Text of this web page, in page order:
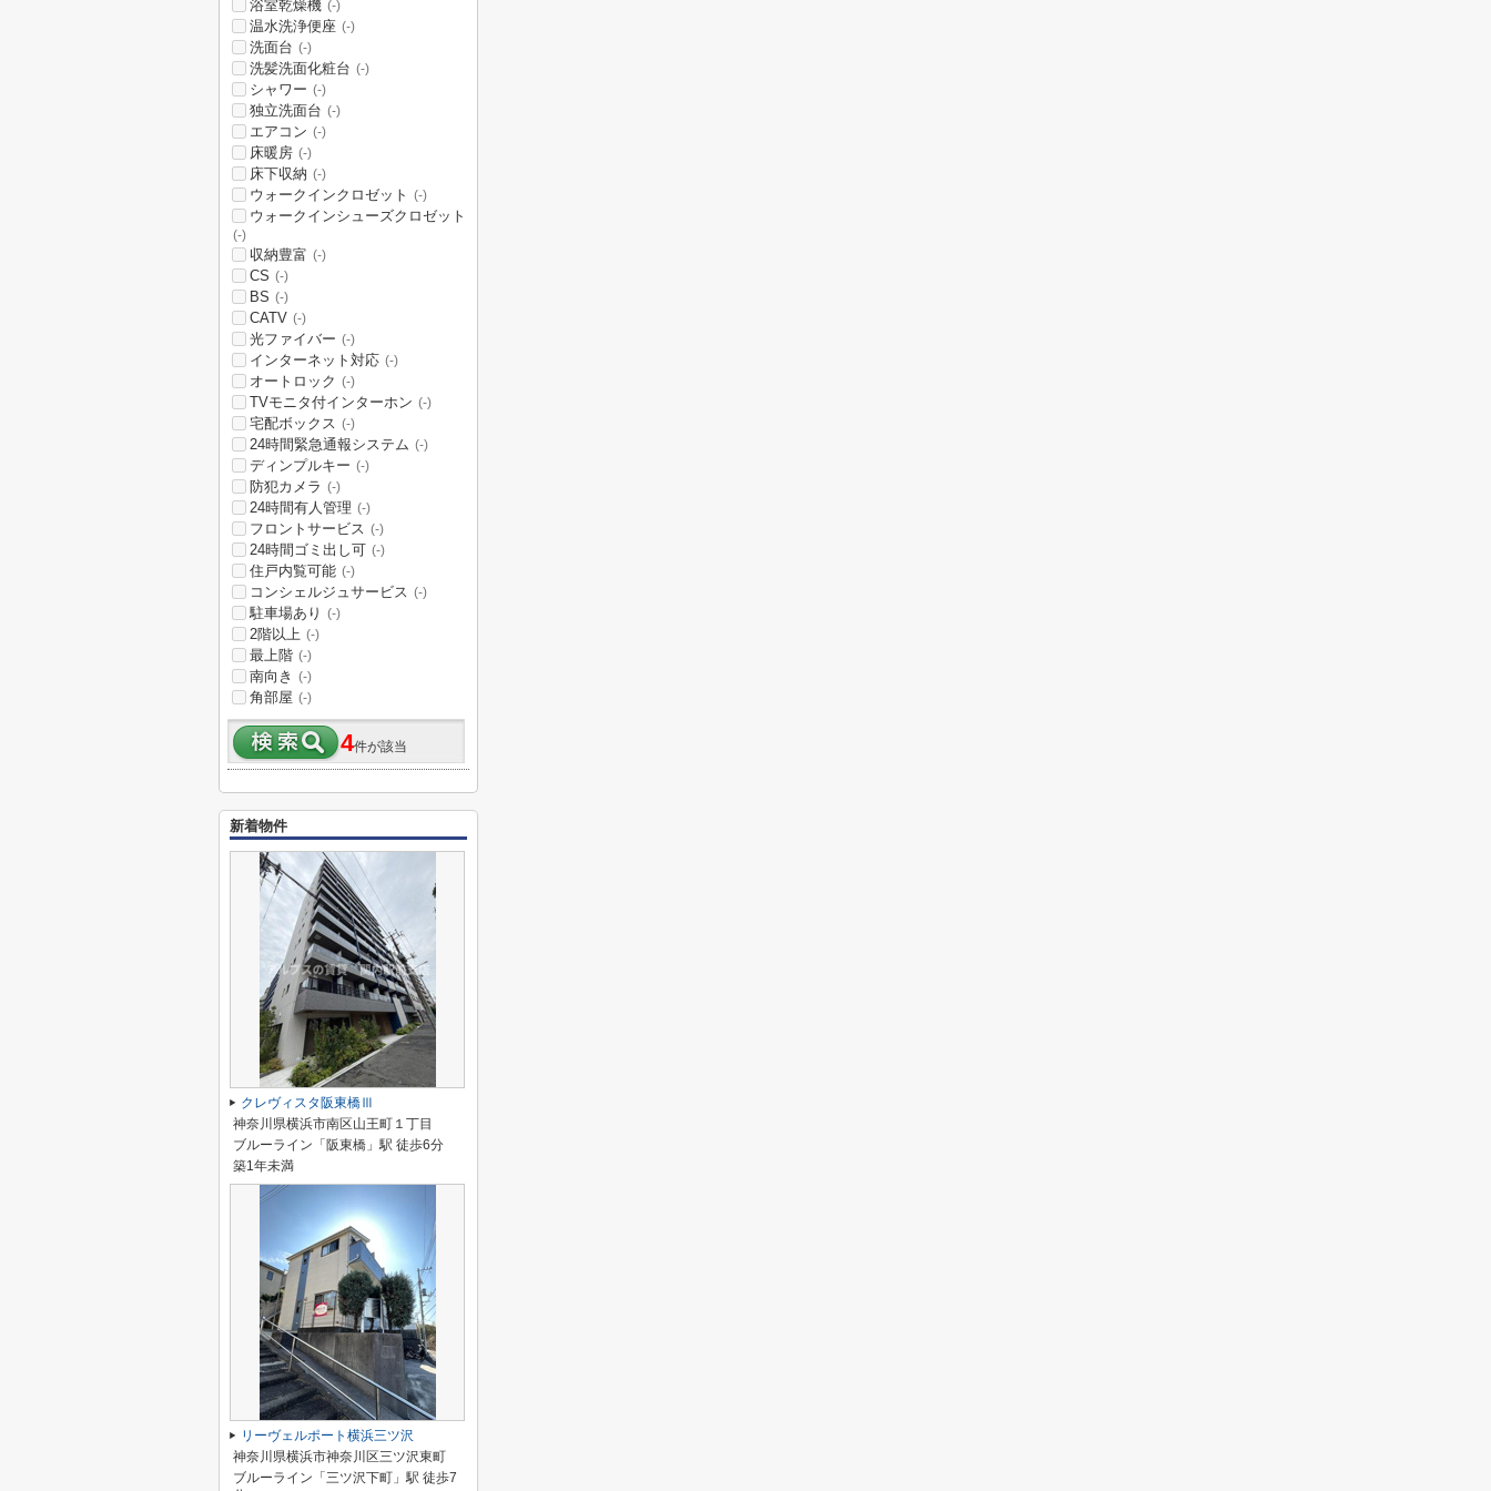
浴室乾燥機 (-)
温水洗浄便座 (-)
洗面台 (-)
洗髪洗面化粧台 (-)
シャワー (-)
独立洗面台 (-)
エアコン (-)
床暖房 (-)
床下収納 (-)
ウォークインクロゼット (-)
ウォークインシューズクロゼット
(-)
収納豊富 (-)
CS (-)
BS (-)
CATV (-)
光ファイバー (-)
インターネット対応 (-)
オートロック (-)
TVモニタ付インターホン (-)
宅配ボックス (-)
24時間緊急通報システム (-)
ディンプルキー (-)
防犯カメラ (-)
24時間有人管理 (-)
フロントサービス (-)
24時間ゴミ出し可 (-)
住戸内覧可能 (-)
コンシェルジュサービス (-)
駐車場あり (-)
2階以上 (-)
最上階 (-)
南向き (-)
角部屋 (-)
4件が該当
新着物件
クレヴィスタ阪東橋Ⅲ
神奈川県横浜市南区山王町１丁目
ブルーライン「阪東橋」駅 徒歩6分
築1年未満
リーヴェルポート横浜三ツ沢
神奈川県横浜市神奈川区三ツ沢東町
ブルーライン「三ツ沢下町」駅 徒歩7